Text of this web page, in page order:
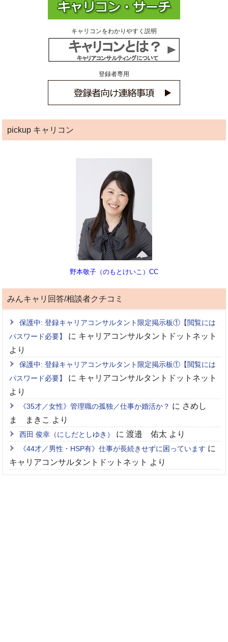
キャリコンをわかりやすく説明
登録者専用
pickup キャリコン
野本敬子（のもとけいこ）CC
みんキャリ回答/相談者クチコミ
保護中: 登録キャリアコンサルタント限定掲示板①【閲覧には
パスワード必要】
に キャリアコンサルタントドットネット
より
保護中: 登録キャリアコンサルタント限定掲示板①【閲覧には
パスワード必要】
に キャリアコンサルタントドットネット
より
《35才／女性》管理職の孤独／仕事か婚活か？ に さめし
ま まきこ より
西田 俊幸（にしだとしゆき） に渡邉 佑太 より
《44才／男性・HSP有》仕事が長続きせずに困っています に
キャリアコンサルタントドットネット より